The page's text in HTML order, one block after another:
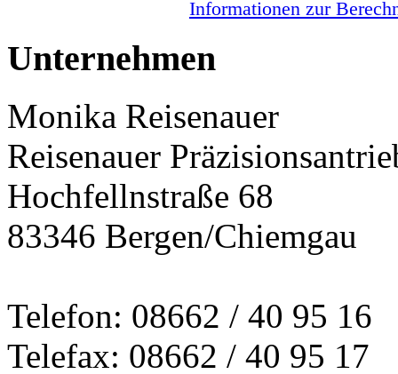
Informationen zur
Unternehmen
Monika Reisenauer
Reisenauer
Hochfellnstraße 68
83346 Bergen/Chiemgau
Telefon: 08662 / 40 95 16
Telefax: 08662 / 40 95 17